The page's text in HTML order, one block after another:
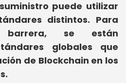
puede utilizar
distintos. Para
se están
globales que
de Blockchain en los